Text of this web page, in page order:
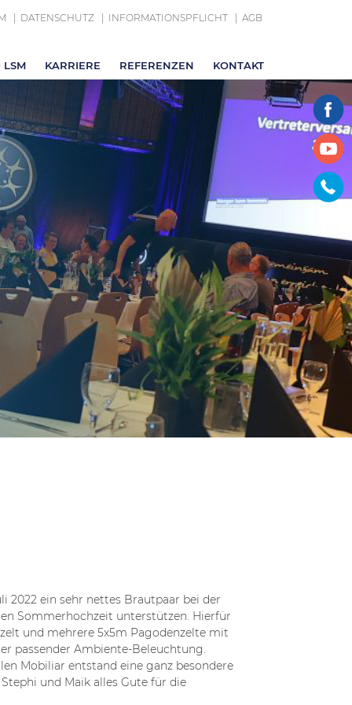
LSM KARRIERE REFERENZEN KONTAKT
DATENSCHUTZ INFORMATIONSPFLICHT AGB
2022 ein sehr nettes Brautpaar bei der
Sommerhochzeit unterstützen. Hierfür
und mehrere 5x5m Pagodenzelte mit
passender Ambiente-Beleuchtung.
Mobiliar entstand eine ganz besondere
und Maik alles Gute für die